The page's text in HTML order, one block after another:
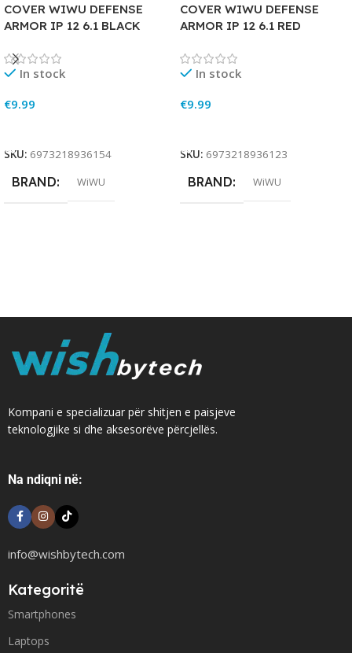
COVER WIWU DEFENSE
ARMOR IP 12 6.1 BLACK
In stock
€9.99
SKU: 6973218936154
BRAND WiWU
COVER WIWU DEFENSE
ARMOR IP 12 6.1 RED
In stock
€9.99
SKU: 6973218936123
BRAND WiWU
Kompani e specializuar për shitjen e paisjeve
teknologjike si dhe aksesorëve përcjellës.
Na ndiqni në:
info@wishbytech.com
Kategoritë
Smartphones
Laptops